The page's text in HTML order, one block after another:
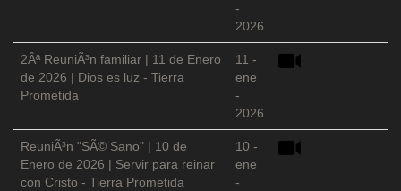
-
2026
2Âª ReuniÃ³n familiar | 11 de Enero
de 2026 | Dios es luz - Tierra
Prometida
11 -
ene
-
2026
ReuniÃ³n "SÃ© Sano" | 10 de
Enero de 2026 | Servir para reinar
con Cristo - Tierra Prometida
10 -
ene
-